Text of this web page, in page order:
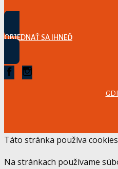
OBJEDNAŤ SA IHNEĎ
Táto stránka používa cookies
Na stránkach používame